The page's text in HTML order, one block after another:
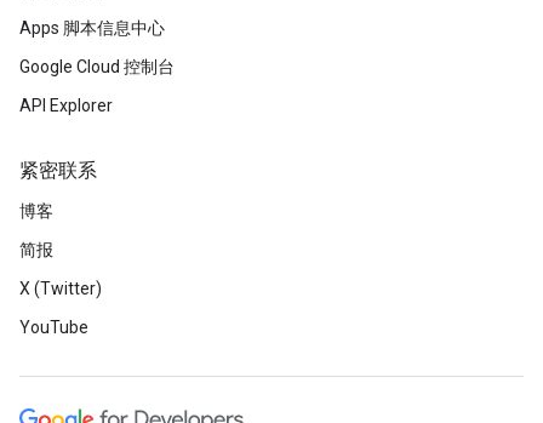
Apps 脚本信息中心
Google Cloud 控制台
API Explorer
紧密联系
博客
简报
X (Twitter)
YouTube